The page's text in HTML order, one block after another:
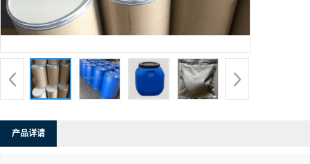
产品详请